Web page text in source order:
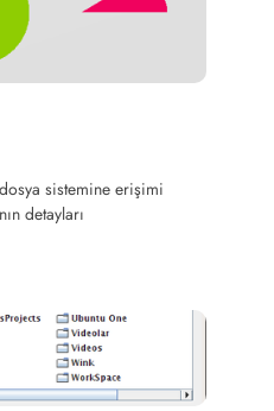
sistemine erişimi
detayları